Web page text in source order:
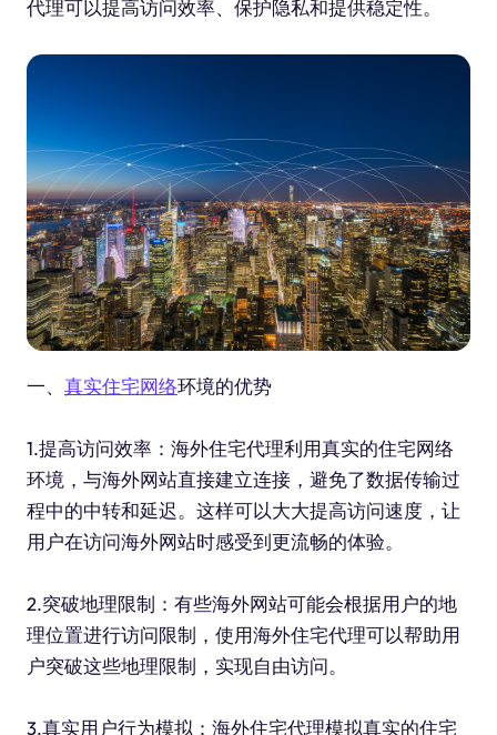
代理可以提高访问效率、保护隐私和提供稳定性。
一、 真实住宅网络环境的优势
1.提高访问效率：海外住宅代理利用真实的住宅网络
环境，与海外网站直接建立连接，避免了数据传输过
程中的中转和延迟。这样可以大大提高访问速度，让
用户在访问海外网站时感受到更流畅的体验。
2.突破地理限制：有些海外网站可能会根据用户的地
理位置进行访问限制，使用海外住宅代理可以帮助用
户突破这些地理限制，实现自由访问。
3.真实用户行为模拟：海外住宅代理模拟真实的住宅